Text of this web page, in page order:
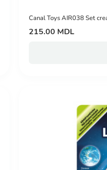
Canal Toys AIR038 Set
215.00 MDL